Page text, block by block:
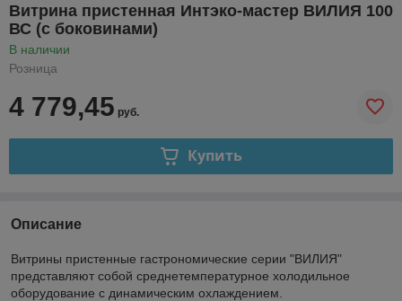
Витрина пристенная Интэко-мастер ВИЛИЯ 100
ВС (с боковинами)
В наличии
Розница
4 779,45 руб.
Купить
Описание
Витрины пристенные гастрономические серии "ВИЛИЯ"
представляют собой среднетемпературное холодильное
оборудование с динамическим охлаждением.